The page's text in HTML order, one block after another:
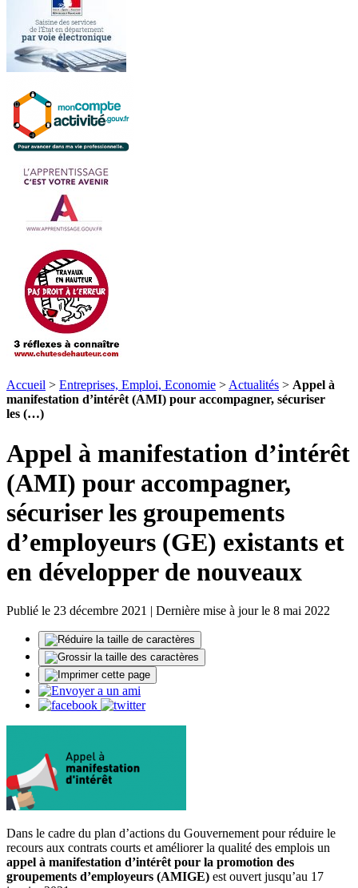
Accueil > Entreprises, Emploi, Economie >Actualités > Appel à
manifestation d’intérêt (AMI) pour accompagner, sécuriser
les (…)
Appel à manifestation d’intérêt
(AMI) pour accompagner,
sécuriser les groupements
d’employeurs (GE) existants et
en développer de nouveaux
Publié le 23 décembre 2021 | Dernière mise à jour le 8 mai 2022
Dans le cadre du plan d’actions du Gouvernement pour réduire le
recours aux contrats courts et améliorer la qualité des emplois un
appel à manifestation d’intérêt pour la promotion des
groupements d’employeurs (AMIGE) est ouvert jusqu’au 17